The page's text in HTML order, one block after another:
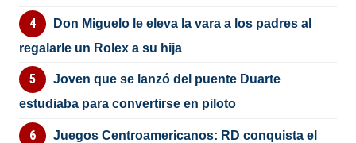
Don Miguelo le eleva la vara a los padres al
regalarle un Rolex a su hija
Joven que se lanzó del puente Duarte
estudiaba para convertirse en piloto
Juegos Centroamericanos: RD conquista el